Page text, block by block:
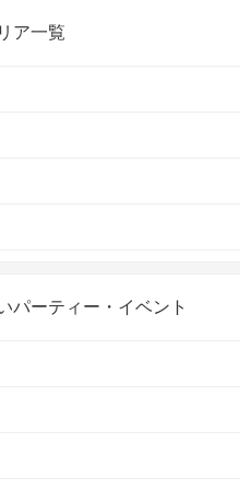
ア一覧
パーティー・イベント